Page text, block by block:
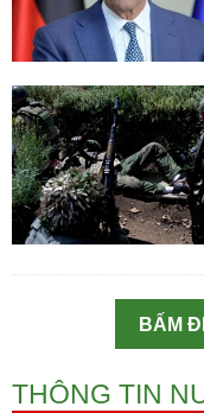
BẤM
THÔNG TIN